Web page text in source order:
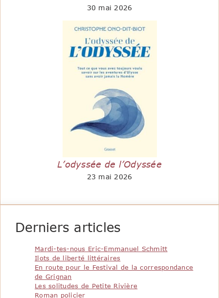
30 mai 2026
L’odyssée de l’Odyssée
23 mai 2026
Derniers articles
Mardi-tes-nous Eric-Emmanuel Schmitt
Ilots de liberté littéraires
En route pour le Festival de la correspondance
de Grignan
Les solitudes de Petite Rivière
Roman policier